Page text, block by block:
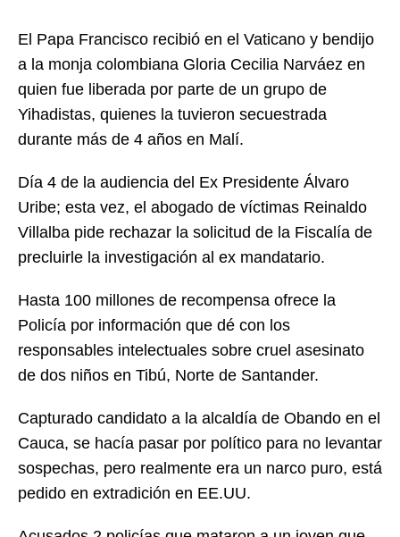
El Papa Francisco recibió en el Vaticano y bendijo
a la monja colombiana Gloria Cecilia Narváez en
quien fue liberada por parte de un grupo de
Yihadistas, quienes la tuvieron secuestrada
durante más de 4 años en Malí.
Día 4 de la audiencia del Ex Presidente Álvaro
Uribe; esta vez, el abogado de víctimas Reinaldo
Villalba pide rechazar la solicitud de la Fiscalía de
precluirle la investigación al ex mandatario.
Hasta 100 millones de recompensa ofrece la
Policía por información que dé con los
responsables intelectuales sobre cruel asesinato
de dos niños en Tibú, Norte de Santander.
Capturado candidato a la alcaldía de Obando en el
Cauca, se hacía pasar por político para no levantar
sospechas, pero realmente era un narco puro, está
pedido en extradición en EE.UU.